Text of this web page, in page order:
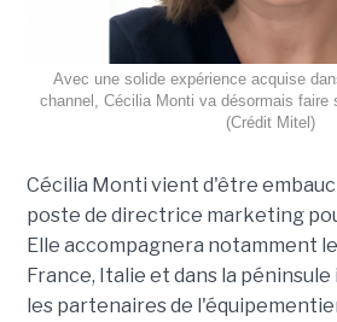
Avec une solide expérience acquise
channel, Cécilia Monti va désormais faire
(Crédit Mitel)
Cécilia Monti vient d'être
poste de directrice marketing
Elle accompagnera notamment
France, Italie et dans la péninsule
les partenaires de